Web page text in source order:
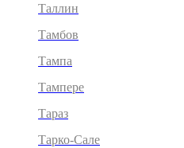
Таллин
Тамбов
Тампа
Тампере
Тараз
Тарко-Сале